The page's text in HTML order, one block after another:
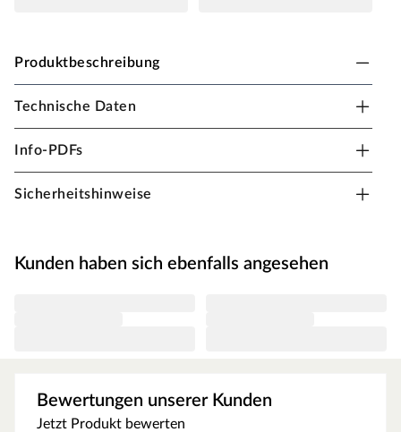
Produktbeschreibung
PALMAKO Carport "Karl" 20,6 m² braun
tauchimprägniert
Technische Daten
Info-PDFs
Sicherheitshinweise
Kunden haben sich ebenfalls angesehen
Bewertungen unserer Kunden
Jetzt Produkt bewerten